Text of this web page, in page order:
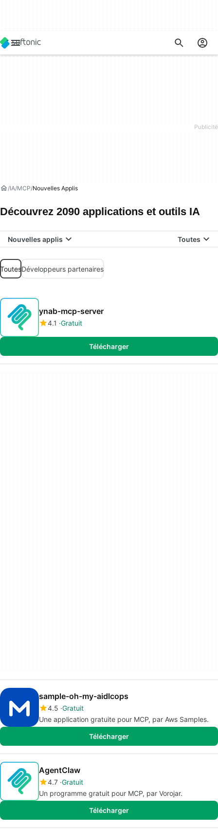
IA MCP Nouvelles Applis
Découvrez 2090 applications et outils IA
Nouvelles applis Toutes
ToutesDéveloppeurs partenaires
ynab-mcp-server
4.1 Gratuit
Télécharger
sample-oh-my-aidlcops
4.5 Gratuit
Une application gratuite pour MCP, par Aws Samples.
Télécharger
AgentClaw
4.7 Gratuit
Un programme gratuit pour MCP, par Vorojar.
Télécharger